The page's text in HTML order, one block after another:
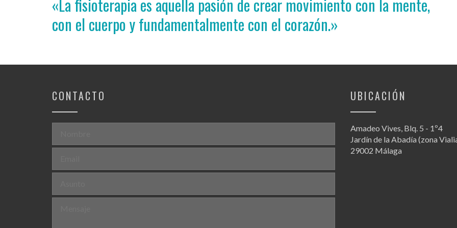
«La fisioterapia es aquella pasión de crear movimiento con la mente,
con el cuerpo y fundamentalmente con el corazón.»
CONTACTO UBICACIÓN
Amadeo Vives, Blq. 5 - 1º4
Jardín de la Abadía (zona
29002 Málaga